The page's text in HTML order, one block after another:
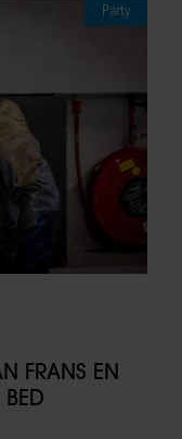
Party
FRANS EN